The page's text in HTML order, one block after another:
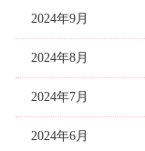
2024年9月
2024年8月
2024年7月
2024年6月